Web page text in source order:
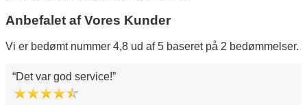
Anbefalet af Vores Kunder
Vi er bedømt nummer 4,8 ud af 5 baseret på 2 bedømmelser.
Det var god service!